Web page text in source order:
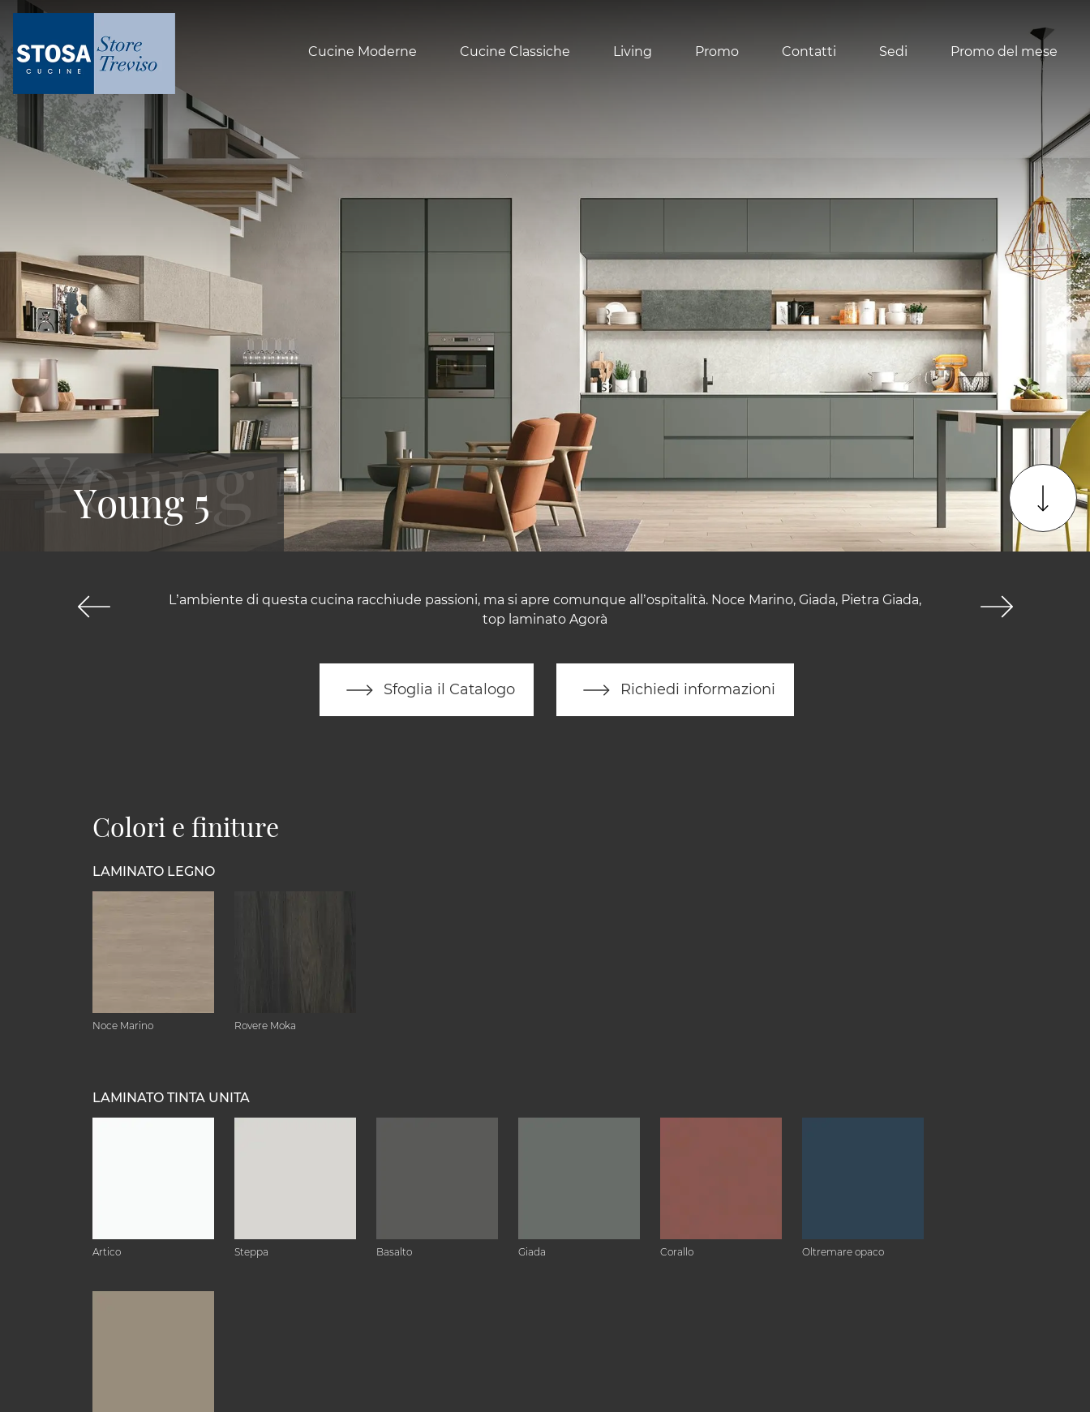
Cucine Moderne Cucine Classiche Living Promo Contatti Sedi Promo del mese
L’ambiente di questa cucina racchiude passioni, ma si apre comunque all’ospitalità. Noce Marino, Giada, Pietra Giada,
top laminato Agorà
Sfoglia il Catalogo Richiedi informazioni
Young 5
Colori e finiture
LAMINATO LEGNO
Noce Marino Rovere Moka
LAMINATO TINTA UNITA
Artico Steppa Basalto Giada Corallo Oltremare opaco